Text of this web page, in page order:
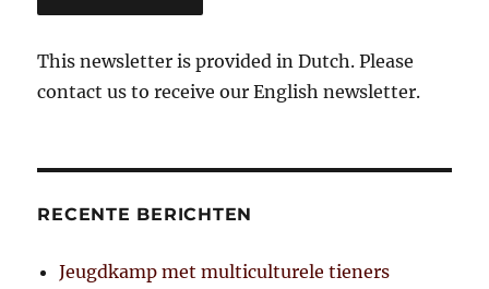
This newsletter is provided in Dutch. Please
contact us to receive our English newsletter.
RECENTE BERICHTEN
Jeugdkamp met multiculturele tieners